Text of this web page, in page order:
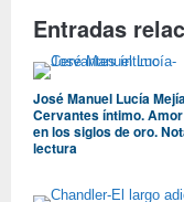
Entradas
José Manuel Lucía
Cervantes íntimo.
en los siglos de oro.
lectura